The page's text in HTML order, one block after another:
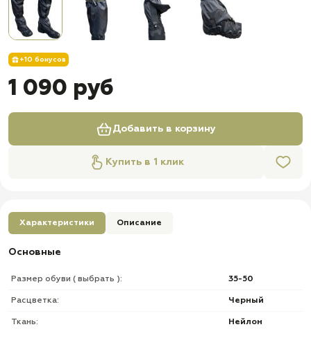
+10 бонусов
1 090 руб
Добавить в корзину
Купить в 1 клик
Характеристики Описание
Основные
Размер обуви ( выбрать ): 35-50
Расцветка: Черный
Ткань: Нейлон